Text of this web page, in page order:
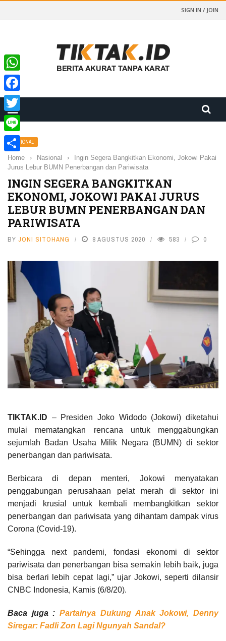
SIGN IN / JOIN
NASIONAL
Home › Nasional ›
Ingin Segera Bangkitkan Ekonomi, Jokowi Pakai
Jurus Lebur BUMN Penerbangan dan Pariwisata
INGIN SEGERA BANGKITKAN
EKONOMI, JOKOWI PAKAI JURUS
LEBUR BUMN PENERBANGAN DAN
PARIWISATA
BY JONI SITOHANG 8 AGUSTUS 2020 583 0
TIKTAK.ID – Presiden Joko Widodo (Jokowi) diketahui
mulai mematangkan rencana untuk menggabungkan
sejumlah Badan Usaha Milik Negara (BUMN) di sektor
penerbangan dan pariwisata.
Berbicara di depan menteri, Jokowi menyatakan
penggabungan perusahaan pelat merah di sektor ini
menjadi krusial untuk kembali membangkitkan sektor
penerbangan dan pariwisata yang dihantam dampak virus
Corona (Covid-19).
“Sehingga next pandemi, fondasi ekonomi di sektor
pariwisata dan penerbangan bisa semakin lebih baik, juga
bisa berlari lebih cepat lagi,” ujar Jokowi, seperti dilansir
CNBC Indonesia, Kamis (6/8/20).
Baca juga :Partainya Dukung Anak Jokowi, Denny
Siregar: Fadli Zon Lagi Ngunyah Sandal?
WhatsApp
Facebook
Twitter
Line
Share